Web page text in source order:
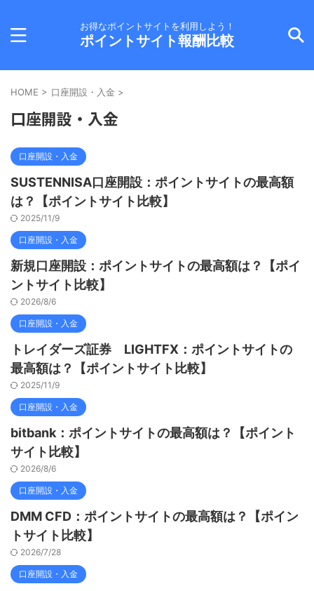
お得なポイントサイトを利用しよう！
ポイントサイト報酬比較
HOME > 口座開設・入金 >
口座開設・入金
口座開設・入金
SUSTENNISA口座開設：ポイントサイトの最高額
は？【ポイントサイト比較】
2025/11/9
口座開設・入金
新規口座開設：ポイントサイトの最高額は？【ポイ
ントサイト比較】
2026/8/6
口座開設・入金
トレイダーズ証券 LIGHTFX：ポイントサイトの
最高額は？【ポイントサイト比較】
2025/11/9
口座開設・入金
bitbank：ポイントサイトの最高額は？【ポイント
サイト比較】
2026/8/6
口座開設・入金
DMM CFD：ポイントサイトの最高額は？【ポイン
トサイト比較】
2026/7/28
口座開設・入金